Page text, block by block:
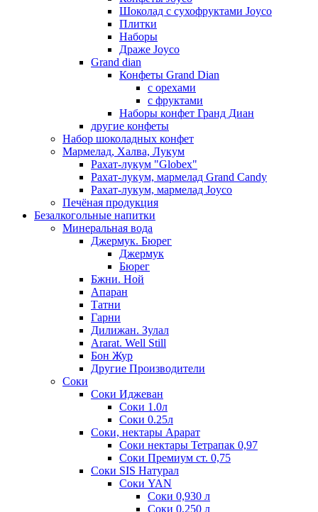
Шоколад с сухофруктами Joyco
Плитки
Наборы
Драже Joyco
Grand dian
Конфеты Grand Dian
с орехами
с фруктами
Наборы конфет Гранд Диан
другие конфеты
Набор шоколадных конфет
Мармелад, Халва, Лукум
Рахат-лукум "Globex"
Рахат-лукум, мармелад Grand Candy
Рахат-лукум, мармелад Joyco
Печёная продукция
Безалкогольные напитки
Минеральная вода
Джермук. Бюрег
Джермук
Бюрег
Бжни. Ной
Апаран
Татни
Гарни
Дилижан. Зулал
Ararat. Well Still
Бон Жур
Другие Производители
Соки
Соки Иджеван
Соки 1.0л
Соки 0.25л
Соки, нектары Арарат
Соки нектары Тетрапак 0,97
Соки Премиум ст. 0,75
Соки SIS Натурал
Соки YAN
Соки 0,930 л
Соки 0,250 л